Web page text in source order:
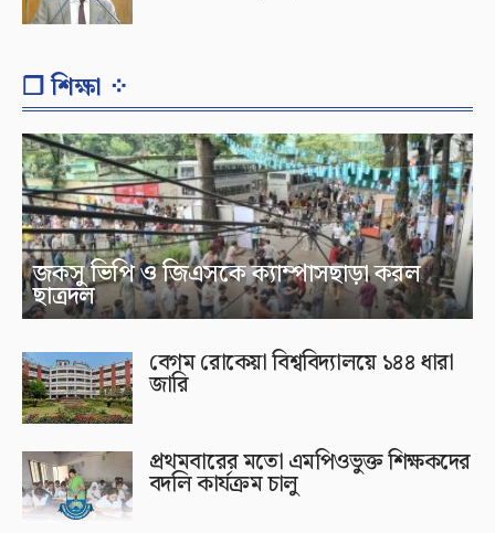
❐ শিক্ষা ⁘
জকসু ভিপি ও জিএসকে ক্যাম্পাসছাড়া করল
ছাত্রদল
বেগম রোকেয়া বিশ্ববিদ্যালয়ে ১৪৪ ধারা
জারি
প্রথমবারের মতো এমপিওভুক্ত শিক্ষকদের
বদলি কার্যক্রম চালু